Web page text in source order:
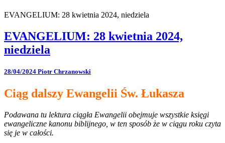
EVANGELIUM: 28 kwietnia 2024, niedziela
EVANGELIUM: 28 kwietnia 2024,
niedziela
28/04/2024 Piotr Chrzanowski
Ciąg dalszy Ewangelii Św. Łukasza
Podawana tu lektura ciągła Ewangelii obejmuje wszystkie księgi
ewangeliczne kanonu biblijnego, w ten sposób że w ciągu roku czyta
się je w całości.